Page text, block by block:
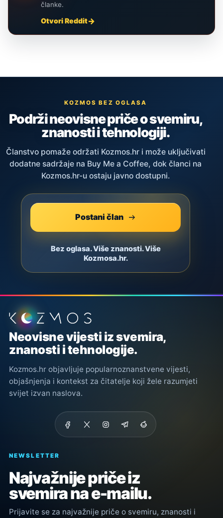
članke.
Otvori Reddit
KOZMOS BEZ OGLASA
Podrži neovisne priče o svemiru,
znanosti i tehnologiji.
Članstvo pomaže održati Kozmos.hr i može uključivati
dodatne sadržaje na Buy Me a Coffee, dok članci na
Kozmos.hr-u ostaju javno dostupni.
Postani član
Bez oglasa. Više znanosti. Više
Kozmosa.hr.
Podnožje stranice
Neovisne vijesti iz svemira,
znanosti i tehnologije.
Kozmos.hr objavljuje popularnoznanstvene vijesti,
objašnjenja i kontekst za čitatelje koji žele razumjeti
svijet izvan naslova.
NEWSLETTER
Najvažnije priče iz
svemira na e-mailu.
Prijavite se za najvažnije priče o svemiru, znanosti i